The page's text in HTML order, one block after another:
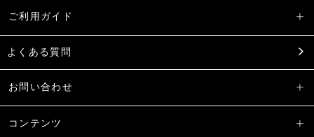
ご利用ガイド
よくある質問
お問い合わせ
コンテンツ